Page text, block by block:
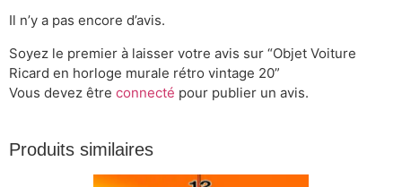
Il n’y a pas encore d’avis.
Soyez le premier à laisser votre avis sur “Objet Voiture
Ricard en horloge murale rétro vintage 20”
Vous devez être connecté pour publier un avis.
Produits similaires